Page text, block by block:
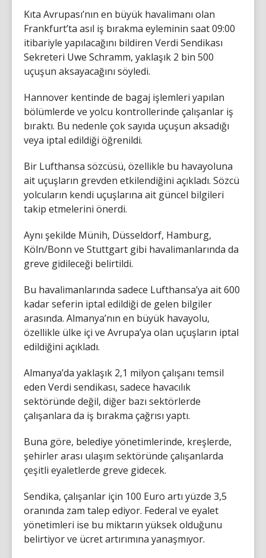
Kıta Avrupası’nın en büyük havalimanı olan
Frankfurt’ta asıl iş bırakma eyleminin saat 09:00
itibariyle yapılacağını bildiren Verdi Sendikası
Sekreteri Uwe Schramm, yaklaşık 2 bin 500
uçuşun aksayacağını söyledi.
Hannover kentinde de bagaj işlemleri yapılan
bölümlerde ve yolcu kontrollerinde çalışanlar iş
bıraktı. Bu nedenle çok sayıda uçuşun aksadığı
veya iptal edildiği öğrenildi.
Bir Lufthansa sözcüsü, özellikle bu havayoluna
ait uçuşların grevden etkilendiğini açıkladı. Sözcü
yolcuların kendi uçuşlarına ait güncel bilgileri
takip etmelerini önerdi.
Aynı şekilde Münih, Düsseldorf, Hamburg,
Köln/Bonn ve Stuttgart gibi havalimanlarında da
greve gidileceği belirtildi.
Bu havalimanlarında sadece Lufthansa’ya ait 600
kadar seferin iptal edildiği de gelen bilgiler
arasında. Almanya’nın en büyük havayolu,
özellikle ülke içi ve Avrupa’ya olan uçuşların iptal
edildiğini açıkladı.
Almanya’da yaklaşık 2,1 milyon çalışanı temsil
eden Verdi sendikası, sadece havacılık
sektöründe değil, diğer bazı sektörlerde
çalışanlara da iş bırakma çağrısı yaptı.
Buna göre, belediye yönetimlerinde, kreşlerde,
şehirler arası ulaşım sektöründe çalışanlarda
çeşitli eyaletlerde greve gidecek.
Sendika, çalışanlar için 100 Euro artı yüzde 3,5
oranında zam talep ediyor. Federal ve eyalet
yönetimleri ise bu miktarın yüksek olduğunu
belirtiyor ve ücret artırımına yanaşmıyor.